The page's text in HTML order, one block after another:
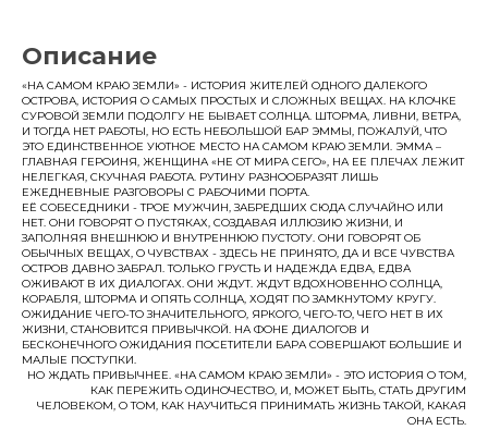
Описание
«НА САМОМ КРАЮ ЗЕМЛИ» - ИСТОРИЯ ЖИТЕЛЕЙ ОДНОГО ДАЛЕКОГО
ОСТРОВА, ИСТОРИЯ О САМЫХ ПРОСТЫХ И СЛОЖНЫХ ВЕЩАХ. НА КЛОЧКЕ
СУРОВОЙ ЗЕМЛИ ПОДОЛГУ НЕ БЫВАЕТ СОЛНЦА. ШТОРМА, ЛИВНИ, ВЕТРА,
И ТОГДА НЕТ РАБОТЫ, НО ЕСТЬ НЕБОЛЬШОЙ БАР ЭММЫ, ПОЖАЛУЙ, ЧТО
ЭТО ЕДИНСТВЕННОЕ УЮТНОЕ МЕСТО НА САМОМ КРАЮ ЗЕМЛИ. ЭММА –
ГЛАВНАЯ ГЕРОИНЯ, ЖЕНЩИНА «НЕ ОТ МИРА СЕГО», НА ЕЕ ПЛЕЧАХ ЛЕЖИТ
НЕЛЕГКАЯ, СКУЧНАЯ РАБОТА. РУТИНУ РАЗНООБРАЗЯТ ЛИШЬ
ЕЖЕДНЕВНЫЕ РАЗГОВОРЫ С РАБОЧИМИ ПОРТА.
ЕЁ СОБЕСЕДНИКИ - ТРОЕ МУЖЧИН, ЗАБРЕДШИХ СЮДА СЛУЧАЙНО ИЛИ
НЕТ. ОНИ ГОВОРЯТ О ПУСТЯКАХ, СОЗДАВАЯ ИЛЛЮЗИЮ ЖИЗНИ, И
ЗАПОЛНЯЯ ВНЕШНЮЮ И ВНУТРЕННЮЮ ПУСТОТУ. ОНИ ГОВОРЯТ ОБ
ОБЫЧНЫХ ВЕЩАХ, О ЧУВСТВАХ - ЗДЕСЬ НЕ ПРИНЯТО, ДА И ВСЕ ЧУВСТВА
ОСТРОВ ДАВНО ЗАБРАЛ. ТОЛЬКО ГРУСТЬ И НАДЕЖДА ЕДВА, ЕДВА
ОЖИВАЮТ В ИХ ДИАЛОГАХ. ОНИ ЖДУТ. ЖДУТ ВДОХНОВЕННО СОЛНЦА,
КОРАБЛЯ, ШТОРМА И ОПЯТЬ СОЛНЦА, ХОДЯТ ПО ЗАМКНУТОМУ КРУГУ.
ОЖИДАНИЕ ЧЕГО-ТО ЗНАЧИТЕЛЬНОГО, ЯРКОГО, ЧЕГО-ТО, ЧЕГО НЕТ В ИХ
ЖИЗНИ, СТАНОВИТСЯ ПРИВЫЧКОЙ. НА ФОНЕ ДИАЛОГОВ И
БЕСКОНЕЧНОГО ОЖИДАНИЯ ПОСЕТИТЕЛИ БАРА СОВЕРШАЮТ БОЛЬШИЕ И
МАЛЫЕ ПОСТУПКИ.
НО ЖДАТЬ ПРИВЫЧНЕЕ. «НА САМОМ КРАЮ ЗЕМЛИ» - ЭТО ИСТОРИЯ О ТОМ,
КАК ПЕРЕЖИТЬ ОДИНОЧЕСТВО, И, МОЖЕТ БЫТЬ, СТАТЬ ДРУГИМ
ЧЕЛОВЕКОМ, О ТОМ, КАК НАУЧИТЬСЯ ПРИНИМАТЬ ЖИЗНЬ ТАКОЙ, КАКАЯ
ОНА ЕСТЬ.